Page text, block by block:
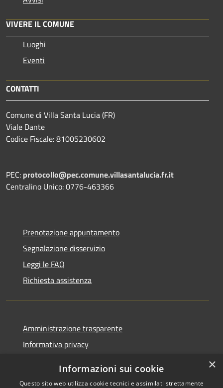
VIVERE IL COMUNE
Luoghi
Eventi
CONTATTI
Comune di Villa Santa Lucia (FR)
Viale Dante
Codice Fiscale: 81005230602
PEC: protocollo@pec.comune.villasantalucia.fr.it
Centralino Unico: 0776-463366
Prenotazione appuntamento
Segnalazione disservizio
Leggi le FAQ
Richiesta assistenza
Amministrazione trasparente
Informativa privacy
Dichiarazione di accessibilità
×
Informazioni sui cookie
Questo sito web utilizza cookie tecnici e assimilati strettamente